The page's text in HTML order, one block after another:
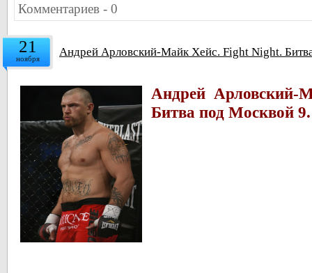
Комментариев - 0
21
ноября Андрей Арловский-Майк Хейс. Fight Night.
Андрей
Битва под Москвой 9.